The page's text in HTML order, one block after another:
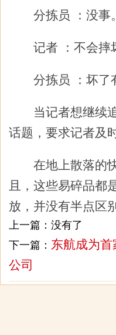
分拣员 ：没事。
记者 ：不会摔
分拣员 ：坏了有
当记者想继续追
话题，要求记者及
在地上散落的快
且，这些易碎品都
放，并没有半点区别
上一篇：没有了
下一篇： 东航成为
公司